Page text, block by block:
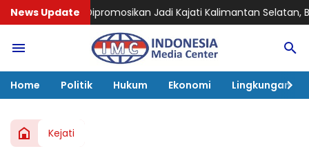
News Update
Jadi Kajati Kalimantan Selatan, Bawa Pengalaman
Home Politik Hukum Ekonomi Lingkungan
Kejati